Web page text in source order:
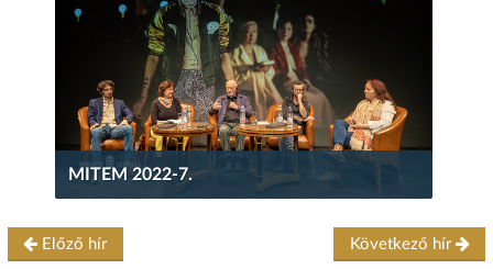
MITEM 2022-7.
Előző hír Következő hír